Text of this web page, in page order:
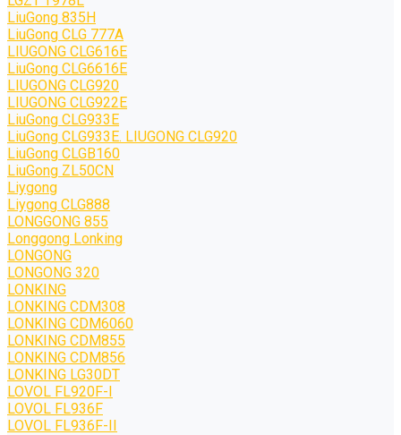
LiuGong 835H
LiuGong CLG 777A
LIUGONG CLG616E
LiuGong CLG6616E
LIUGONG CLG920
LIUGONG CLG922E
LiuGong CLG933E
LiuGong CLG933E. LIUGONG CLG920
LiuGong CLGB160
LiuGong ZL50CN
Liygong
Liygong CLG888
LONGGONG 855
Longgong Lonking
LONGONG
LONGONG 320
LONKING
LONKING CDM308
LONKING CDM6060
LONKING CDM855
LONKING CDM856
LONKING LG30DT
LOVOL FL920F-I
LOVOL FL936F
LOVOL FL936F-II